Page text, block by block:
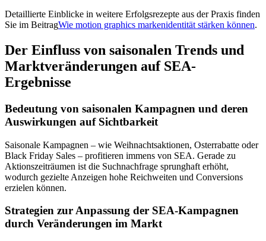
Detaillierte Einblicke in weitere Erfolgsrezepte aus der Praxis finden
Sie im BeitragWie motion graphics markenidentität stärken können.
Der Einfluss von saisonalen Trends und
Marktveränderungen auf SEA-
Ergebnisse
Bedeutung von saisonalen Kampagnen und deren
Auswirkungen auf Sichtbarkeit
Saisonale Kampagnen – wie Weihnachtsaktionen, Osterrabatte oder
Black Friday Sales – profitieren immens von SEA. Gerade zu
Aktionszeiträumen ist die Suchnachfrage sprunghaft erhöht,
wodurch gezielte Anzeigen hohe Reichweiten und Conversions
erzielen können.
Strategien zur Anpassung der SEA-Kampagnen
durch Veränderungen im Markt